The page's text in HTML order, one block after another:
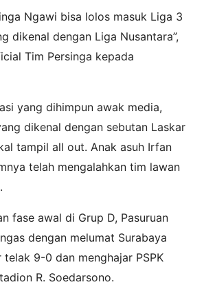
Ngawi bisa lolos masuk Liga 3
dikenal dengan Liga Nusantara”,
Tim Persinga kepada
yang dihimpun awak media,
dikenal dengan sebutan Laskar
tampil all out. Anak asuh Irfan
telah mengalahkan tim lawan
fase awal di Grup D, Pasuruan
dengan melumat Surabaya
9-0 dan menghajar PSPK
R. Soedarsono.